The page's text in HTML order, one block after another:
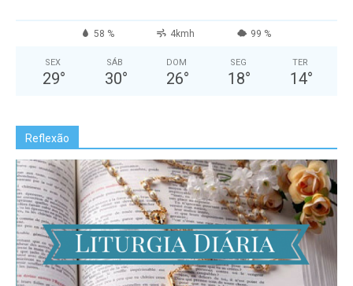
58 % 4kmh 99 %
SEX
29°
SÁB
30°
DOM
26°
SEG
18°
TER
14°
Reflexão